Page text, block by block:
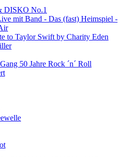
DISKO No.1
mit Band - Das (fast) Heimspiel -
to Taylor Swift by Charity Eden
50 Jahre Rock ´n´ Roll